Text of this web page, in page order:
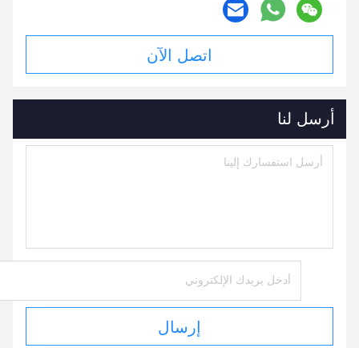
اتصل الآن
أرسل لنا
إرسال